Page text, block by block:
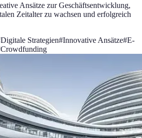
Ansätze zur Geschäftsentwicklung,
Zeitalter zu wachsen und erfolgreich
Digitale Strategien#Innovative Ansätze#E-
Crowdfunding